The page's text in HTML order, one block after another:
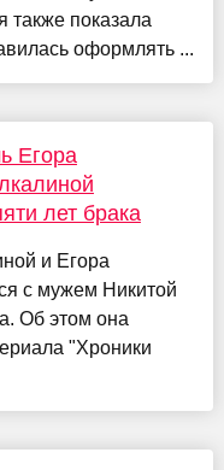
также показала
оформлять ...
Егора
лет брака
и Егора
с мужем Никитой
Об этом она
"Хроники